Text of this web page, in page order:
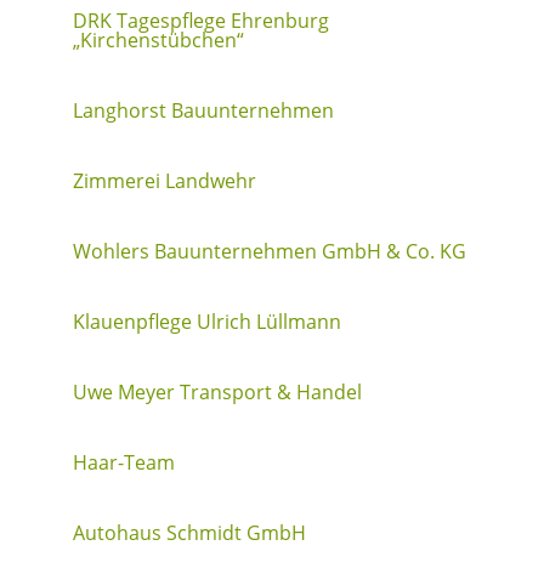
DRK Tagespflege Ehrenburg
„Kirchenstübchen“
Langhorst Bauunternehmen
Zimmerei Landwehr
Wohlers Bauunternehmen GmbH & Co. KG
Klauenpflege Ulrich Lüllmann
Uwe Meyer Transport & Handel
Haar-Team
Autohaus Schmidt GmbH